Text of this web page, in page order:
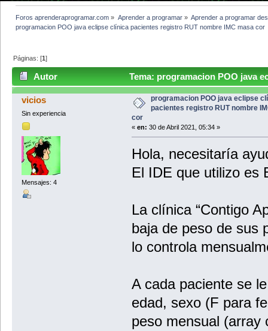
Foros aprenderaprogramar.com » Aprender a programar» Aprender a programar
programacion POO java eclipse clínica pacientes registro RUT nombre IMC masa cor
Páginas: [1]
Autor
Tema: programacion POO java
IMC masa cor (Leído 8963 veces)
vicios
Sin experiencia
Mensajes: 4
programacion POO java eclipse
pacientes registro RUT nombre
cor
« en: 30 de Abril 2021, 05:34 »
Hola, necesitaría
El IDE que utilizo es
La clínica “Contigo
baja de peso de sus
lo controla
A cada paciente se
edad, sexo (F para
peso mensual (array